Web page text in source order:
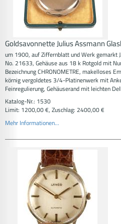
Goldsavonnette Julius Assmann
um 1900, auf Ziffernblatt und Werk gemarkt
No. 21633, Gehäuse aus 18 k Rotgold mit
Bezeichnung CHRONOMETRE, makelloses
körnig vergoldetes 3/4-Platinenwerk mit
Feinregulierung, Gehäuserand mit leichten
Katalog-Nr.: 1530
Limit: 1200,00 €, Zuschlag: 2400,00 €
Mehr Informationen...